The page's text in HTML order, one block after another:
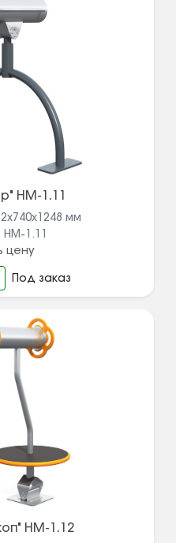
НМ-1.11
мм
НМ-1.11
цену
Под заказ
НМ-1.12